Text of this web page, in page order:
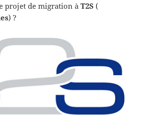
projet de migration àT2S (
) ?